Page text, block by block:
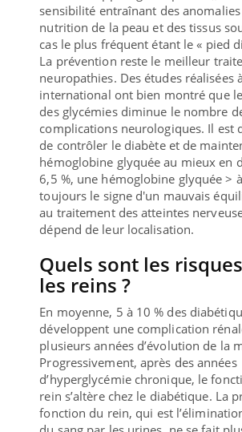
sensibilité entraînant des anomalies
nutrition de la peau et des tissus
cas le plus fréquent étant le « pied
La prévention reste le meilleur
neuropathies. Des études réalisées
international ont bien montré que
des glycémies diminue le nombre
complications neurologiques. Il est
de contrôler le diabète et de
hémoglobine glyquée au mieux en
6,5 %, une hémoglobine glyquée >
toujours le signe d'un mauvais
au traitement des atteintes
dépend de leur localisation.
Quels sont les
les reins ?
En moyenne, 5 à 10 % des
développent une complication
plusieurs années d’évolution de la
Progressivement, après des années
d’hyperglycémie chronique, le
rein s’altère chez le diabétique. La
fonction du rein, qui est